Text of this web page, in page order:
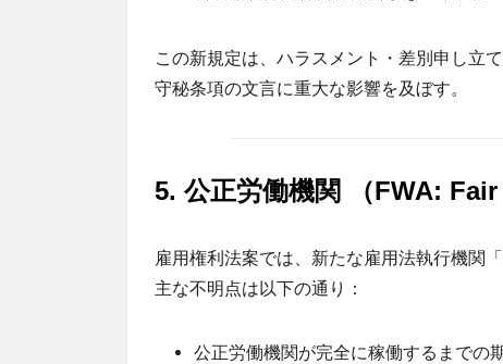
この新規定は、ハラスメント・差別申し立
守秘条項の文言に重大な影響を及ぼす。
5. 公正労働機関 （FWA:
雇用権利法案では、新たな雇用法執行機関
主な不明点は以下の通り：
公正労働機関が完全に稼働するまでの